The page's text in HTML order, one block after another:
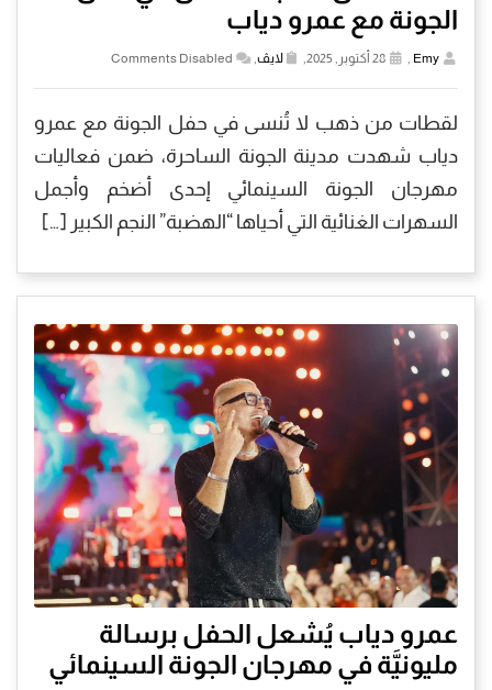
الجونة مع عمرو دياب
Emy لايڤ Comments Disabled
لقطات من ذهب لا تُنسى في حفل الجونة مع عمرو
دياب شهدت مدينة الجونة الساحرة، ضمن فعاليات
مهرجان الجونة السينمائي إحدى أضخم وأجمل
السهرات الغنائية التي أحياها “الهضبة” النجم الكبير […]
عمرو دياب يُشعل الحفل برسالة
مليونيَّة في مهرجان الجونة السينمائي